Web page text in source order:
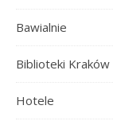
Bawialnie
Biblioteki Kraków
Hotele